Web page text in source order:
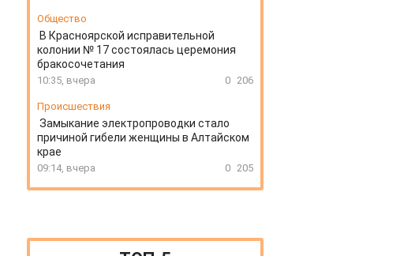
Общество
В Красноярской исправительной
колонии № 17 состоялась церемония
бракосочетания
10:35, вчера 0 206
Происшествия
Замыкание электропроводки стало
причиной гибели женщины в Алтайском
крае
09:14, вчера 0 205